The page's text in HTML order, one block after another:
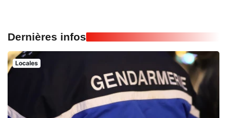
Dernières infos
Locales